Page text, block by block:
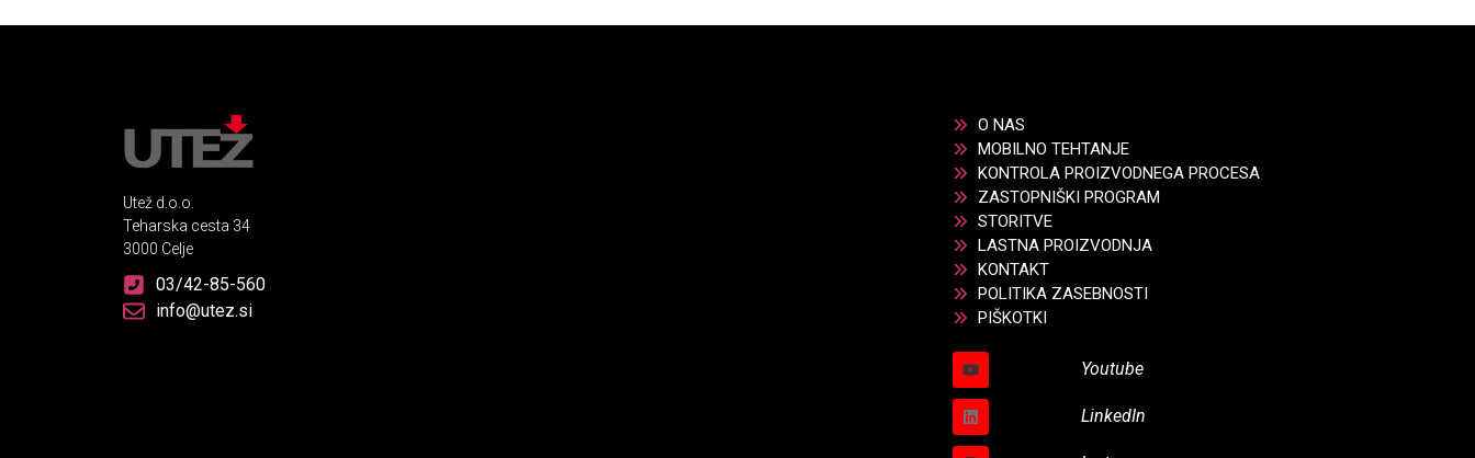
Utež d.o.o.
Teharska cesta 34
3000 Celje
03/42-85-560
info@utez.si
O NAS
MOBILNO TEHTANJE
KONTROLA PROIZVODNEGA PROCESA
ZASTOPNIŠKI PROGRAM
STORITVE
LASTNA PROIZVODNJA
KONTAKT
POLITIKA ZASEBNOSTI
PIŠKOTKI
Youtube
LinkedIn